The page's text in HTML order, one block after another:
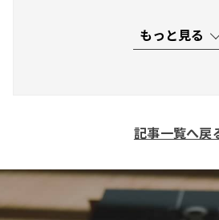
もっと見る
記事一覧へ戻